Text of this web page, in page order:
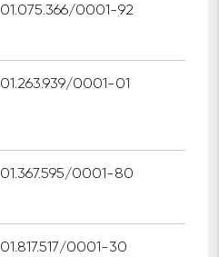
01.075.366/0001-92
01.263.939/0001-01
01.367.595/0001-80
01.817.517/0001-30